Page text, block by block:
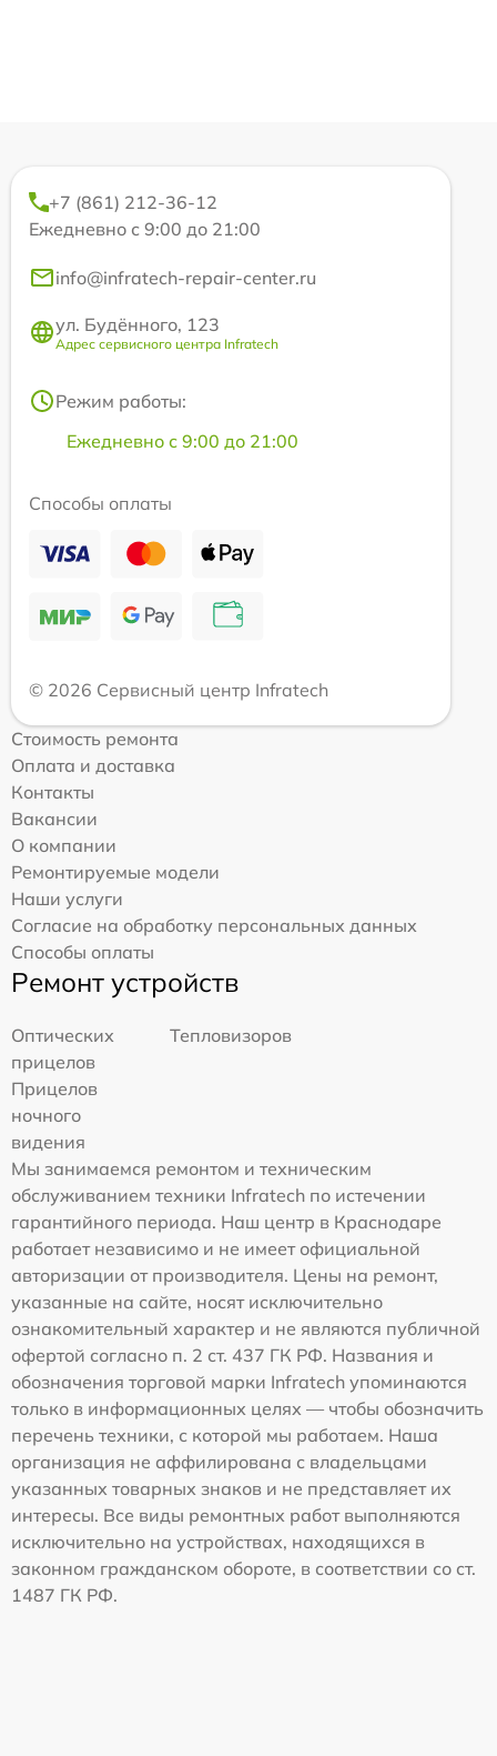
+7 (861) 212-36-12
Ежедневно с 9:00 до 21:00
info@infratech-repair-center.ru
ул. Будённого, 123
Адрес сервисного центра Infratech
Режим работы:
Ежедневно с 9:00 до 21:00
Способы оплаты
© 2026 Сервисный центр Infratech
Стоимость ремонта
Оплата и доставка
Контакты
Вакансии
О компании
Ремонтируемые модели
Наши услуги
Согласие на обработку персональных данных
Способы оплаты
Ремонт устройств
Оптических
прицелов
Тепловизоров
Прицелов
ночного
видения
Мы занимаемся ремонтом и техническим
обслуживанием техники Infratech по истечении
гарантийного периода. Наш центр в Краснодаре
работает независимо и не имеет официальной
авторизации от производителя. Цены на ремонт,
указанные на сайте, носят исключительно
ознакомительный характер и не являются публичной
офертой согласно п. 2 ст. 437 ГК РФ. Названия и
обозначения торговой марки Infratech упоминаются
только в информационных целях — чтобы обозначить
перечень техники, с которой мы работаем. Наша
организация не аффилирована с владельцами
указанных товарных знаков и не представляет их
интересы. Все виды ремонтных работ выполняются
исключительно на устройствах, находящихся в
законном гражданском обороте, в соответствии со ст.
1487 ГК РФ.